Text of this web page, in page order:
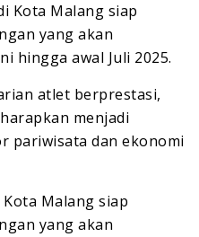
Kota Malang siap
yang akan
hingga awal Juli 2025.
atlet berprestasi,
menjadi
pariwisata dan ekonomi
Malang siap
yang akan